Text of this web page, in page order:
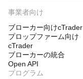
事業者向け
ブローカー向けcTrader
プロップファーム向け
cTrader
ブローカーの統合
Open API
プログラム